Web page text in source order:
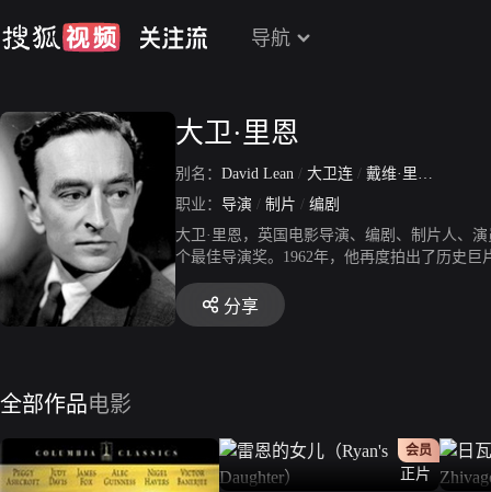
导航
大卫·里恩
别名： David Lean / 大卫连 / 戴维·里恩
职业： 导演 / 制片 / 编剧
大卫·里恩，英国电影导演、编剧、制片人、
个最佳导演奖。1962年，他再度拍出了历史
获得奥斯卡提名竟达56次之多，共获得27项
分享
全部作品电影
正片
会员